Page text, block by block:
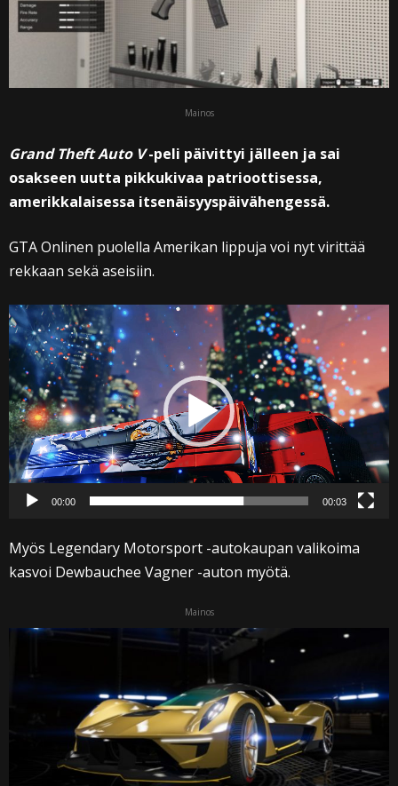
Mainos
Grand Theft Auto V-peli päivittyi jälleen ja sai
osakseen uutta pikkukivaa patrioottisessa,
amerikkalaisessa itsenäisyyspäivähengessä.
GTA Onlinen puolella Amerikan lippuja voi nyt virittää
rekkaan sekä aseisiin.
Videotoistin
00:00 00:03
Myös Legendary Motorsport -autokaupan valikoima
kasvoi Dewbauchee Vagner -auton myötä.
Mainos